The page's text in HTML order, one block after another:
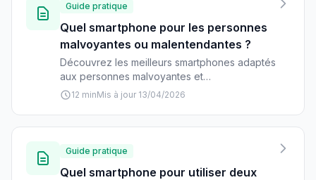
Guide pratique
Quel smartphone pour les personnes
malvoyantes ou malentendantes ?
Découvrez les meilleurs smartphones adaptés
aux personnes malvoyantes et
malentendantes : fonctionnalités
pour choisir le mobile parfait selon vos
12 minMis à jour 13/04/2026
Guide pratique
Quel smartphone pour utiliser deux